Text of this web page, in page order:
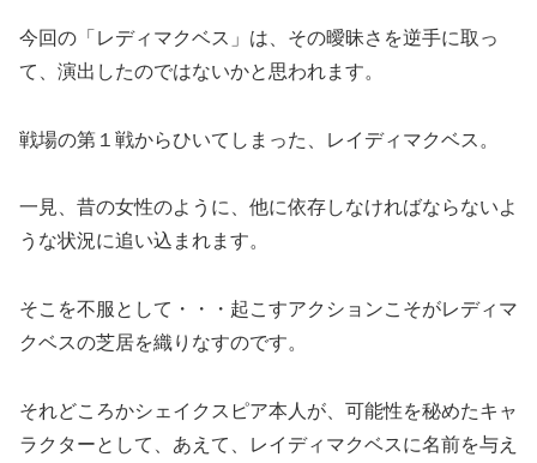
今回の「レディマクベス」は、その曖昧さを逆手に取っ
て、演出したのではないかと思われます。
戦場の第１戦からひいてしまった、レイディマクベス。
一見、昔の女性のように、他に依存しなければならないよ
うな状況に追い込まれます。
そこを不服として・・・起こすアクションこそがレディマ
クベスの芝居を織りなすのです。
それどころかシェイクスピア本人が、可能性を秘めたキャ
ラクターとして、あえて、レイディマクベスに名前を与え